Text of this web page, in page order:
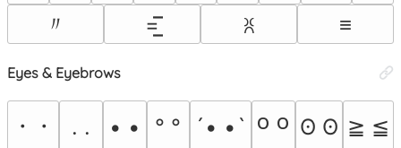
〃
=͟͟͞͞ ꐦ ≡
Eyes & Eyebrows
・・ . . • • ° ° ´• •` ꧆ ꧆ ʘ ʘ ≧ ≦